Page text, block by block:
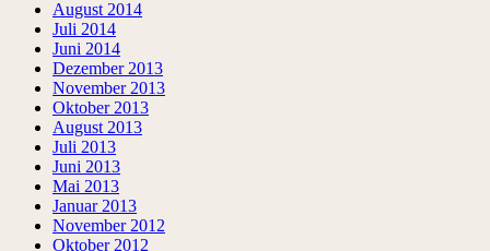
August 2014
Juli 2014
Juni 2014
Dezember 2013
November 2013
Oktober 2013
August 2013
Juli 2013
Juni 2013
Mai 2013
Januar 2013
November 2012
Oktober 2012